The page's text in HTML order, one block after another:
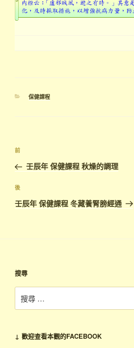
分
保健課程
文
導
覽
上
一
篇
文
章
前
壬辰年 保健課程 秋燥的調理
下
篇
文
後
壬辰年 保健課程 冬藏養腎膀經通
搜尋
尋：
↓ 歡迎查看本觀的FACEBOOK